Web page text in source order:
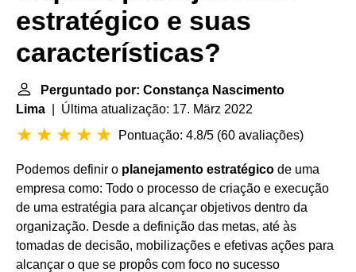
estratégico e suas
características?
Perguntado por: Constança Nascimento
Lima | Última atualização: 17. März 2022
Pontuação: 4.8/5 (60 avaliações)
Podemos definir o planejamento estratégico de uma
empresa como: Todo o processo de criação e execução
de uma estratégia para alcançar objetivos dentro da
organização. Desde a definição das metas, até às
tomadas de decisão, mobilizações e efetivas ações para
alcançar o que se propôs com foco no sucesso